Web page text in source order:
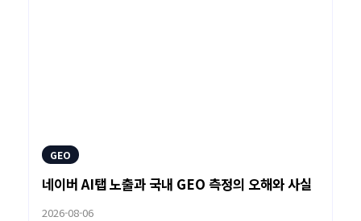
GEO
네이버 AI탭 노출과 국내 GEO 측정의 오해와 사실
2026-08-06